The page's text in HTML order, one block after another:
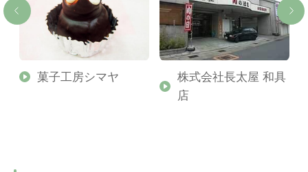
菓子工房シマヤ
株式会社長太屋 和具
店